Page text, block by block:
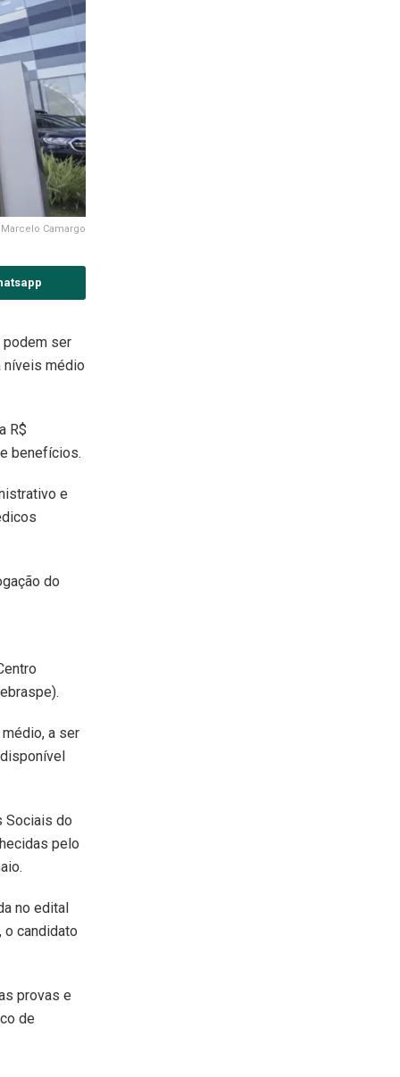
Camargo
podem ser
níveis médio
R$
benefícios.
e
do
a ser
disponível
Sociais do
pelo
no edital
candidato
provas e
de